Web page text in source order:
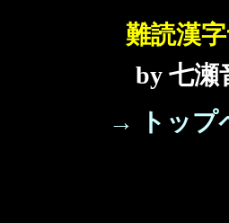
難読漢
by 七瀬
→ トップ